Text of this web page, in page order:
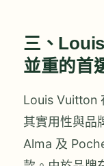
三、
並重的首
Louis Vuitton
其實用性與品
Alma 及